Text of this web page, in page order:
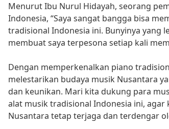
Menurut Ibu Nurul Hidayah, seorang
Indonesia, “Saya sangat bangga bisa
tradisional Indonesia ini. Bunyinya yang
membuat saya terpesona setiap kali
Dengan memperkenalkan piano
melestarikan budaya musik Nusantara
dan keunikan. Mari kita dukung para
alat musik tradisional Indonesia ini, agar
Nusantara tetap terjaga dan terdengar